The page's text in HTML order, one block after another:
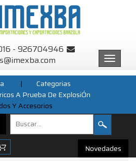
- 926704946
Menu
|
Categorias
A Prueba De ExplosiÓn
Y Accesorios
Novedades